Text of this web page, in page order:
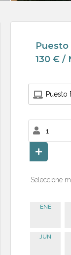
Puesto
130 € /
Seleccione
ENE
JUN